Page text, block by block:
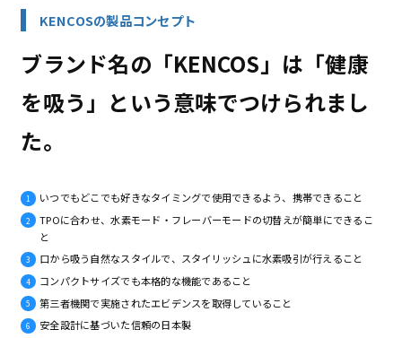
KENCOSの製品コンセプト
ブランド名の「KENCOS」は「健康
を吸う」という意味でつけられまし
た。
いつでもどこでも好きなタイミングで使用できるよう、携帯できること
TPOに合わせ、水素モード・フレーバーモードの切替えが簡単にできるこ
と
口から吸う自然なスタイルで、スタイリッシュに水素吸引が行えること
コンパクトサイズでも本格的な機能であること
第三者機関で実施されたエビデンスを取得していること
安全設計に基づいた信頼の日本製